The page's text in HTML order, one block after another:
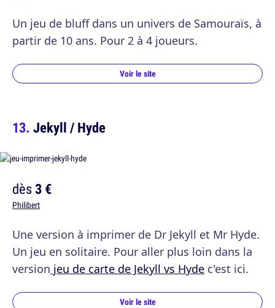
Un jeu de bluff dans un univers de Samouraïs, à
partir de 10 ans. Pour 2 à 4 joueurs.
Voir le site
Jekyll / Hyde
dès3 €
Philibert
Une version à imprimer de Dr Jekyll et Mr Hyde.
Un jeu en solitaire. Pour aller plus loin dans la
version jeu de carte de Jekyll vs Hyde c'est ici.
Voir le site